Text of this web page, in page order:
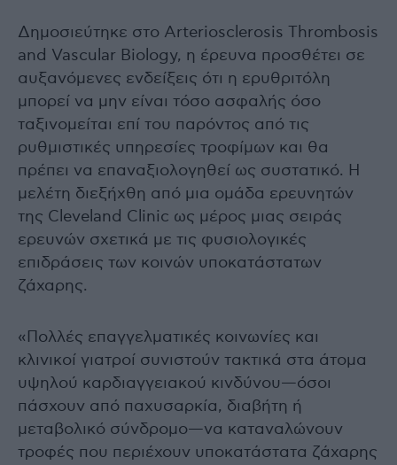
Δημοσιεύτηκε στο Arteriosclerosis Thrombosis
and Vascular Biology, η έρευνα προσθέτει σε
αυξανόμενες ενδείξεις ότι η ερυθριτόλη
μπορεί να μην είναι τόσο ασφαλής όσο
ταξινομείται επί του παρόντος από τις
ρυθμιστικές υπηρεσίες τροφίμων και θα
πρέπει να επαναξιολογηθεί ως συστατικό. Η
μελέτη διεξήχθη από μια ομάδα ερευνητών
της Cleveland Clinic ως μέρος μιας σειράς
ερευνών σχετικά με τις φυσιολογικές
επιδράσεις των κοινών υποκατάστατων
ζάχαρης.
«Πολλές επαγγελματικές κοινωνίες και
κλινικοί γιατροί συνιστούν τακτικά στα άτομα
υψηλού καρδιαγγειακού κινδύνου—όσοι
πάσχουν από παχυσαρκία, διαβήτη ή
μεταβολικό σύνδρομο—να καταναλώνουν
τροφές που περιέχουν υποκατάστατα ζάχαρης